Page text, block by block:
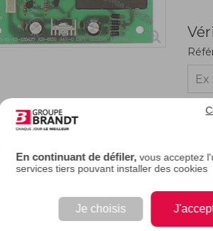
En continuant de défiler, vous acceptez
services tiers pouvant installer des cookies
Je choisis
de commande de votre cave à vin ne
Elle permet de transmettre à la carte de
cave à vin.